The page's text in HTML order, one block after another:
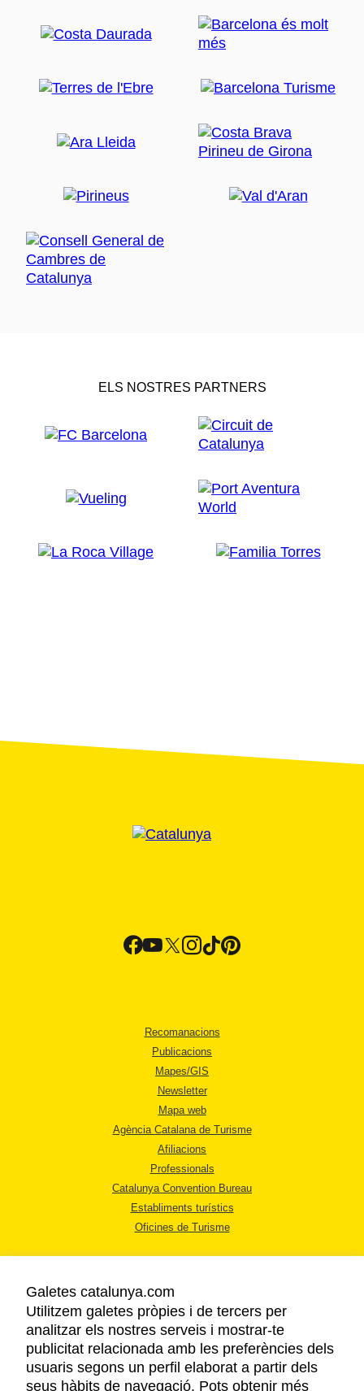
ELS NOSTRES PARTNERS
Recomanacions
Publicacions
Mapes/GIS
Newsletter
Mapa web
Agència Catalana de Turisme
Afiliacions
Professionals
Catalunya Convention Bureau
Establiments turístics
Oficines de Turisme
AVÍS LEGAL
POLÍTICA DE PRIVACITAT
COOKIES
Galetes catalunya.com
Utilitzem galetes pròpies i de tercers per
analitzar els nostres serveis i mostrar-te
publicitat relacionada amb les preferències dels
usuaris segons un perfil elaborat a partir dels
seus hàbits de navegació. Pots obtenir més